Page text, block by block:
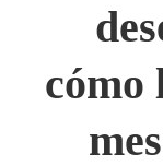
cómo